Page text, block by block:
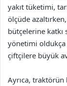
yakıt tüketimi,
ölçüde
bütçelerine katkı
yönetimi
çiftçilere büyük
Ayrıca, traktörün